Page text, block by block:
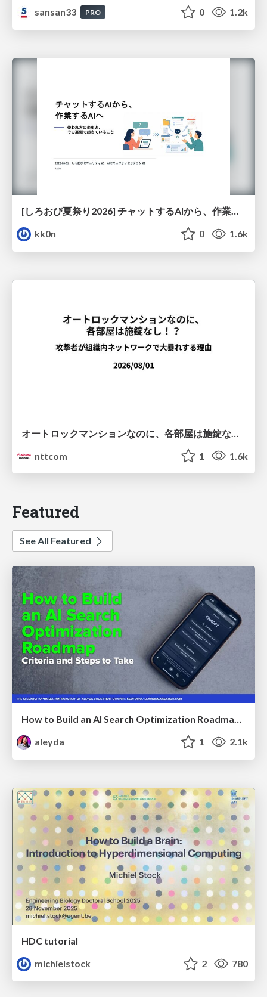
sansan33 PRO 0 1.2k
[しろおび夏祭り2026] チャットするAIから、作業するAIへ - 使われ方の変化と、その裏側で起きていること
kk0n
0 1.6k
nttcom
1 1.6k
Featured
See All Featured
How to Build an AI Search Optimization Roadmap - Criteria and Steps to Take #SEOIRL
aleyda
1 2.1k
HDC tutorial
michielstock
2 780